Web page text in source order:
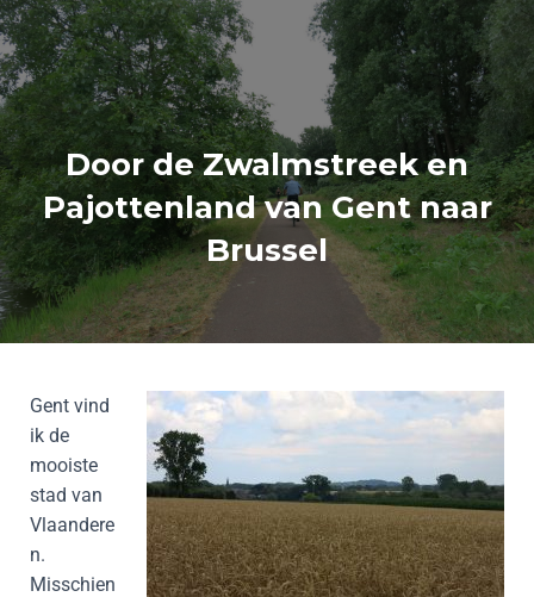
Door de Zwalmstreek en
Pajottenland van Gent naar
Brussel
Gent vind
ik de
mooiste
stad van
Vlaandere
n.
Misschien